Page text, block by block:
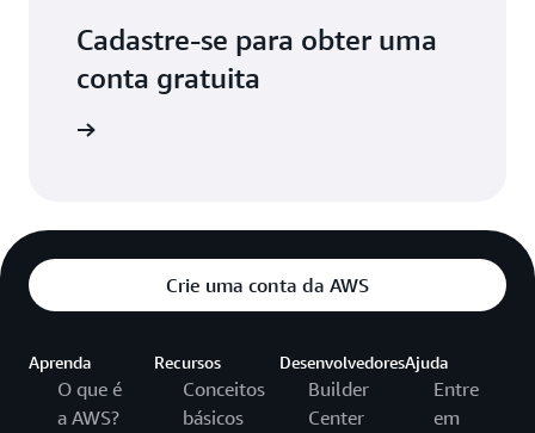
Cadastre-se para obter uma
conta gratuita
Crie uma conta da AWS
Aprenda
O que é
a AWS?
Recursos
Conceitos
básicos
Desenvolvedores
Builder
Center
Ajuda
Entre
em